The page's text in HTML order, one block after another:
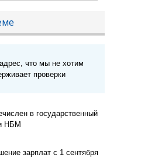
что мы не хотим
проверки
в государственный
НБМ
зарплат с 1 сентября